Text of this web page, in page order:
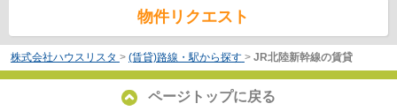
物件リクエスト
株式会社ハウスリスタ > (賃貸)路線・駅から探す > JR北陸新幹線の賃貸
ページトップに戻る